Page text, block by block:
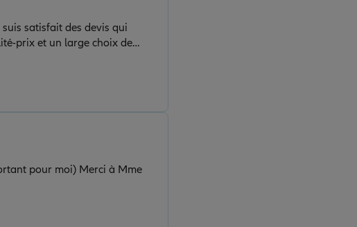
satisfait des devis qui
prix et un large choix de
pour moi) Merci à Mme